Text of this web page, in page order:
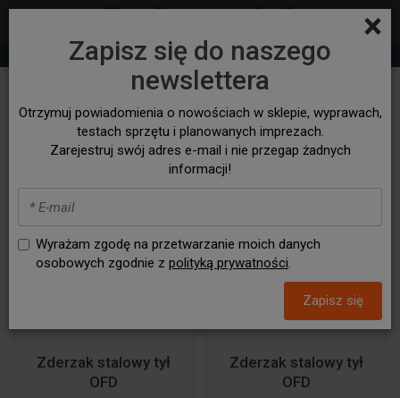
×
Zapisz się do naszego
newslettera
Otrzymuj powiadomienia o nowościach w sklepie, wyprawach,
testach sprzętu i planowanych imprezach.
Zarejestruj swój adres e-mail i nie przegap żadnych
informacji!
Wyrażam zgodę na przetwarzanie moich danych
osobowych zgodnie z polityką prywatności.
Zapisz się
+48 530 932 305 sklep@bezasfaltu4x4.com
Zderzaki tylne
Zderzak stalowy tył
OFD
Zderzak stalowy tył
OFD